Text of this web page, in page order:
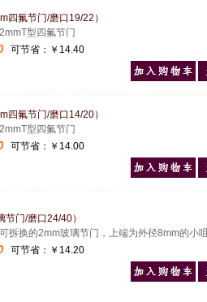
四氟节门/磨口19/22）
型四氟节门
可节省：￥14.40
四氟节门/磨口14/20）
型四氟节门
可节省：￥14.00
门/磨口24/40）
拆换的2mm玻璃节门，上端为外径8mm的小咀
可节省：￥14.20